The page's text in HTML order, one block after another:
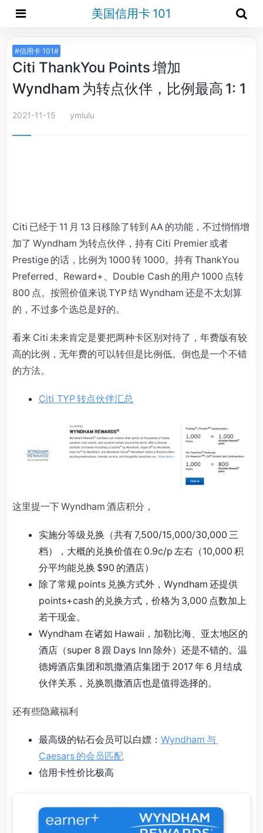
美国信用卡 101
#信用卡 101#
Citi ThankYou Points 增加
Wyndham 为转点伙伴，比例最高 1: 1
2021-11-15 ymlulu
Citi 已经于 11 月 13 日移除了转到 AA 的功能，不过悄悄增
加了 Wyndham 为转点伙伴，持有 Citi Premier 或者
Prestige 的话，比例为 1000 转 1000。持有 ThankYou
Preferred、Reward+、Double Cash 的用户 1000 点转
800 点。按照价值来说 TYP 结 Wyndham 还是不太划算
的，不过多个选总是好的。
看来 Citi 未来肯定是要把两种卡区别对待了，年费版有较
高的比例，无年费的可以转但是比例低。倒也是一个不错
的方法。
Citi TYP 转点伙伴汇总
这里提一下 Wyndham 酒店积分，
实施分等级兑换（共有 7,500/15,000/30,000 三
档），大概的兑换价值在 0.9c/p 左右（10,000 积
分平均能兑换 $90 的酒店）
除了常规 points 兑换方式外，Wyndham 还提供
points+cash 的兑换方式，价格为 3,000 点数加上
若干现金。
Wyndham 在诸如 Hawaii，加勒比海、亚太地区的
酒店（super 8 跟 Days Inn 除外）还是不错的。温
德姆酒店集团和凯撒酒店集团于 2017 年 6 月结成
伙伴关系，兑换凯撒酒店也是值得选择的。
还有些隐藏福利
最高级的钻石会员可以白嫖： Wyndham 与
Caesars 的会员匹配
信用卡性价比极高